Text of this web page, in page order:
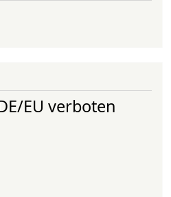
EU verboten